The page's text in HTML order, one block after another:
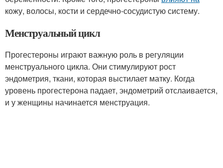
кожу, волосы, кости и сердечно-сосудистую систему.
Менструальный цикл
Прогестероны играют важную роль в регуляции
менструального цикла. Они стимулируют рост
эндометрия, ткани, которая выстилает матку. Когда
уровень прогестерона падает, эндометрий отслаивается,
и у женщины начинается менструация.